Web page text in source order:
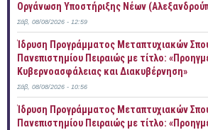
Οργάνωση Υποστήριξης Νέων
Σάβ, 08/08/2026 - 12:59
Ίδρυση Προγράμματος Μεταπτυχιακών
Πανεπιστημίου Πειραιώς με τίτλο:
Κυβερνοασφάλειας και Διακυβέρνηση»
Σάβ, 08/08/2026 - 10:56
Ίδρυση Προγράμματος Μεταπτυχιακών
Πανεπιστημίου Πειραιώς με τίτλο: